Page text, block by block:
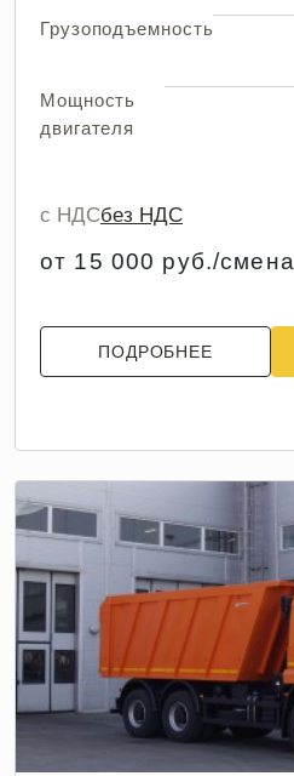
Грузоподъемность
Мощность
двигателя
с НДСбез НДС
от 15 000 руб./смена
ПОДРОБНЕЕ